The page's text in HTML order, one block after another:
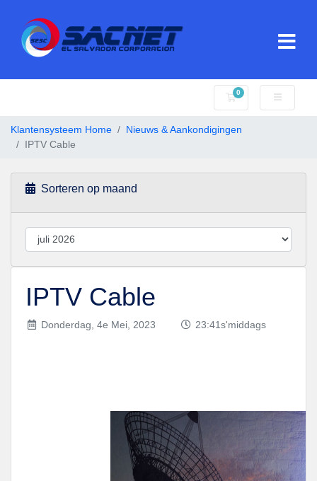
0
Winkelwagen
Klantensysteem Home
Nieuws & Aankondigingen
IPTV Cable
Sorteren op maand
IPTV Cable
Donderdag, 4e Mei, 2023 23:41s'middags